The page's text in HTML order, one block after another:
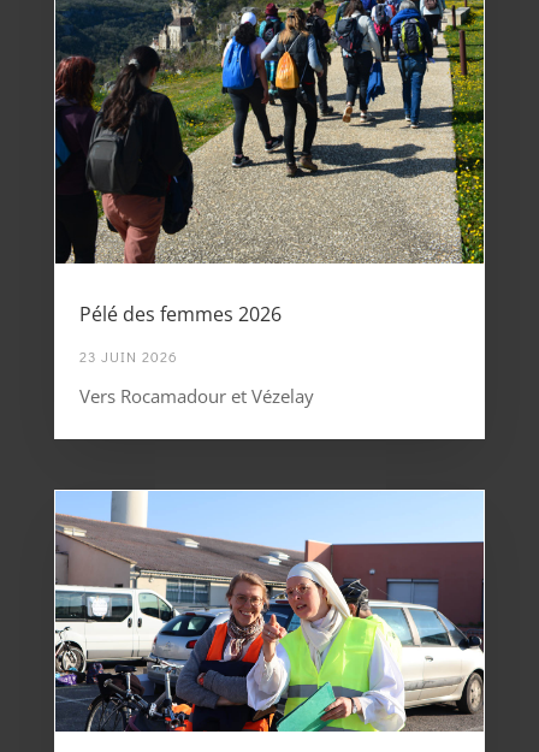
Pélé des femmes 2026
23 JUIN 2026
Vers Rocamadour et Vézelay